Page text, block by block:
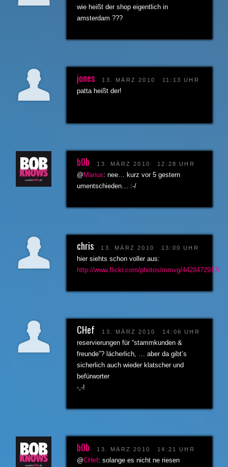
wie heißt der shop eigentlich in
amsterdam ???
jones 13. MÄRZ 2010 11:13 UHR
patta heißt der!
b0b 13. MÄRZ 2010 12:28 UHR
@ Marius: nee… kurz vor 5 gestern
umentschieden… :-/
chris 13. MÄRZ 2010 13:00 UHR
hier siehts schon voller aus:
http://www.flickr.com/photos/mmvg/4428472917/
CHef 13. MÄRZ 2010 14:06 UHR
reservierungen für “stammkunden &
freunde”? lächerlich, … aber da gibt’s
sicherlich auch wieder klatscher und
befürworter
-,-!
b0b 13. MÄRZ 2010 14:21 UHR
@CHef: solange es nicht ne riesen